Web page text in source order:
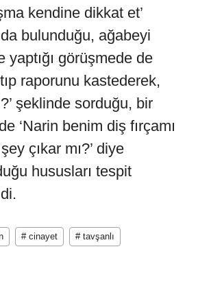
kendine dikkat et’
bulunduğu, ağabeyi
yaptığı görüşmede de
raporunu kastederek,
şeklinde sorduğu, bir
‘Narin benim diş fırçamı
çıkar mı?’ diye
hususları tespit
# cinayet # tavşanlı